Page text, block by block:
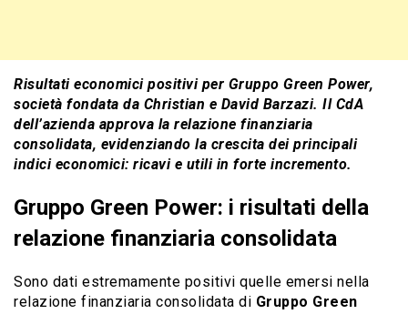
Risultati economici positivi per Gruppo Green Power,
società fondata da Christian e David Barzazi. Il CdA
dell’azienda approva la relazione finanziaria
consolidata, evidenziando la crescita dei principali
indici economici: ricavi e utili in forte incremento.
Gruppo Green Power: i risultati della
relazione finanziaria consolidata
Sono dati estremamente positivi quelle emersi nella
relazione finanziaria consolidata di Gruppo Green